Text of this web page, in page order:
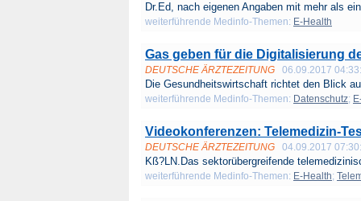
Dr.Ed, nach eigenen Angaben mit mehr als
weiterführende Medinfo-Themen: E-Health
Gas geben für die Digitalisierung
DEUTSCHE ÄRZTEZEITUNG 06.09.2017
Die Gesundheitswirtschaft richtet den Blick
weiterführende Medinfo-Themen: Datenschutz;
Videokonferenzen: Telemedizin-
DEUTSCHE ÄRZTEZEITUNG 04.09.2017
Kß?LN.Das sektorübergreifende
weiterführende Medinfo-Themen: E-Health;